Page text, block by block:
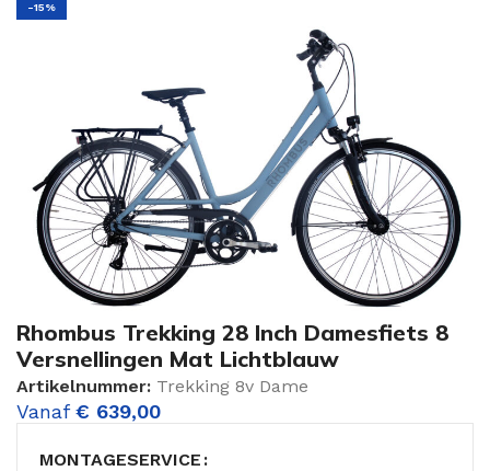
-15%
Rhombus Trekking 28 Inch Damesfiets 8
Versnellingen Mat Lichtblauw
Artikelnummer: Trekking 8v Dame
Vanaf € 639,00
MONTAGESERVICE